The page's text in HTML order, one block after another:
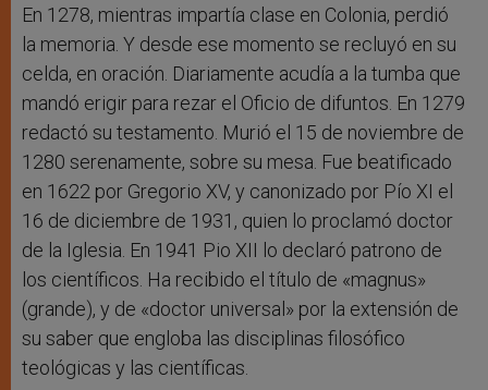
En 1278, mientras impartía clase en Colonia, perdió
la memoria. Y desde ese momento se recluyó en su
celda, en oración. Diariamente acudía a la tumba que
mandó erigir para rezar el Oficio de difuntos. En 1279
redactó su testamento. Murió el 15 de noviembre de
1280 serenamente, sobre su mesa. Fue beatificado
en 1622 por Gregorio XV, y canonizado por Pío XI el
16 de diciembre de 1931, quien lo proclamó doctor
de la Iglesia. En 1941 Pio XII lo declaró patrono de
los científicos. Ha recibido el título de «magnus»
(grande), y de «doctor universal» por la extensión de
su saber que engloba las disciplinas filosófico
teológicas y las científicas.